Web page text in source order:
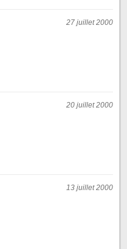
27 juillet 2000
20 juillet 2000
13 juillet 2000